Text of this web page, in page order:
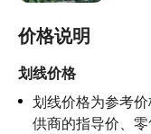
价格说明
划线价格
划线价格为参考
供商的指导价、